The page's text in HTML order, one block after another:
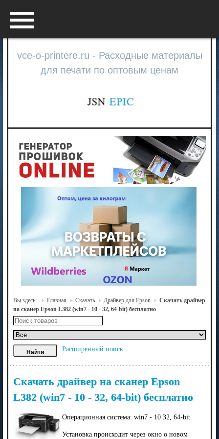
vce-o-printere.ru - Расходные материалы
для печати по оптовым ценам
Вы здесь: Главная Скачать Драйвер для Epson
Скачать драйвер
на сканер Epson L382 (win7 - 10 - 32, 64-bit) бесплатно
Расширенный поиск
Скачать драйвер на сканер Epson
L382 (win7 - 10 - 32, 64-bit) бесплатно
Операционная система: win7 - 10 32, 64-bit
Установка происходит через окно о новом